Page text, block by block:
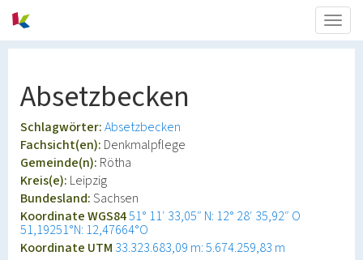
Absetzbecken
Schlagwörter:Absetzbecken
Fachsicht(en): Denkmalpflege
Gemeinde(n): Rötha
Kreis(e): Leipzig
Bundesland:Sachsen
Koordinate WGS8451° 11′ 33,05″ N: 12° 28′ 35,92″ O
51,19251°N: 12,47664°O
Koordinate UTM 33.323.683,09 m: 5.674.259,83 m